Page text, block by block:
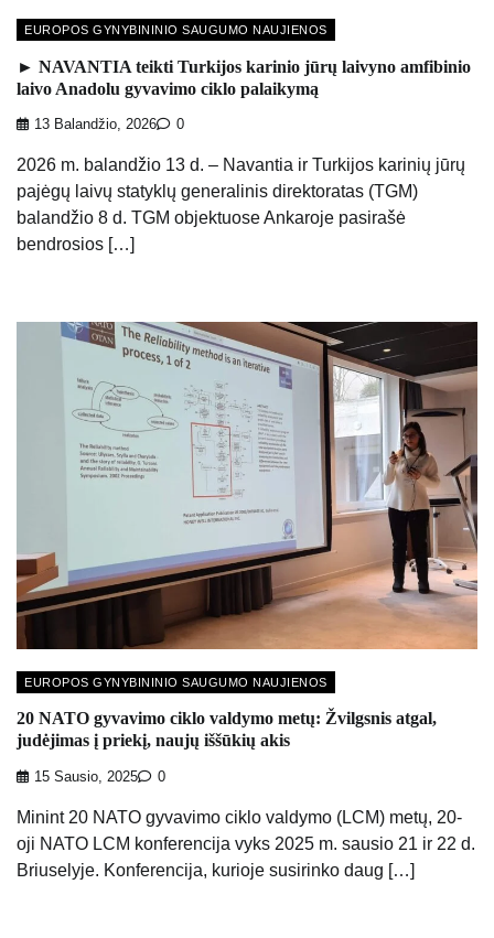
EUROPOS GYNYBININIO SAUGUMO NAUJIENOS
► NAVANTIA teikti Turkijos karinio jūrų laivyno amfibinio
laivo Anadolu gyvavimo ciklo palaikymą
13 Balandžio, 2026 0
2026 m. balandžio 13 d. – Navantia ir Turkijos karinių jūrų
pajėgų laivų statyklų generalinis direktoratas (TGM)
balandžio 8 d. TGM objektuose Ankaroje pasirašė
bendrosios […]
EUROPOS GYNYBININIO SAUGUMO NAUJIENOS
20 NATO gyvavimo ciklo valdymo metų: Žvilgsnis atgal,
judėjimas į priekį, naujų iššūkių akis
15 Sausio, 2025 0
Minint 20 NATO gyvavimo ciklo valdymo (LCM) metų, 20-
oji NATO LCM konferencija vyks 2025 m. sausio 21 ir 22 d.
Briuselyje. Konferencija, kurioje susirinko daug […]